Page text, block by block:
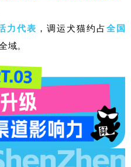
力代表 ，调运犬猫约占全国
域。